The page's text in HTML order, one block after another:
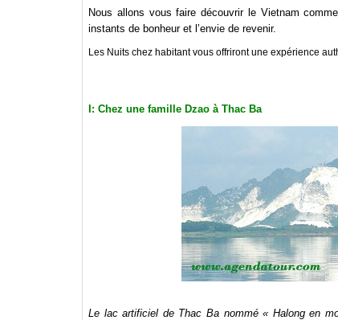
Nous allons vous faire découvrir le Vietnam
instants de bonheur et l’envie de revenir.
Les Nuits chez habitant vous offriront une expérience
I: Chez une famille Dzao à Thac Ba
Le lac artificiel de Thac Ba nommé « Halong en